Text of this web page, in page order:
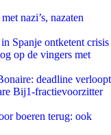
nazi’s, nazaten
Spanje ontketent crisis
op de vingers met
deadline verloopt
Bij1-fractievoorzitter
boeren terug: ook